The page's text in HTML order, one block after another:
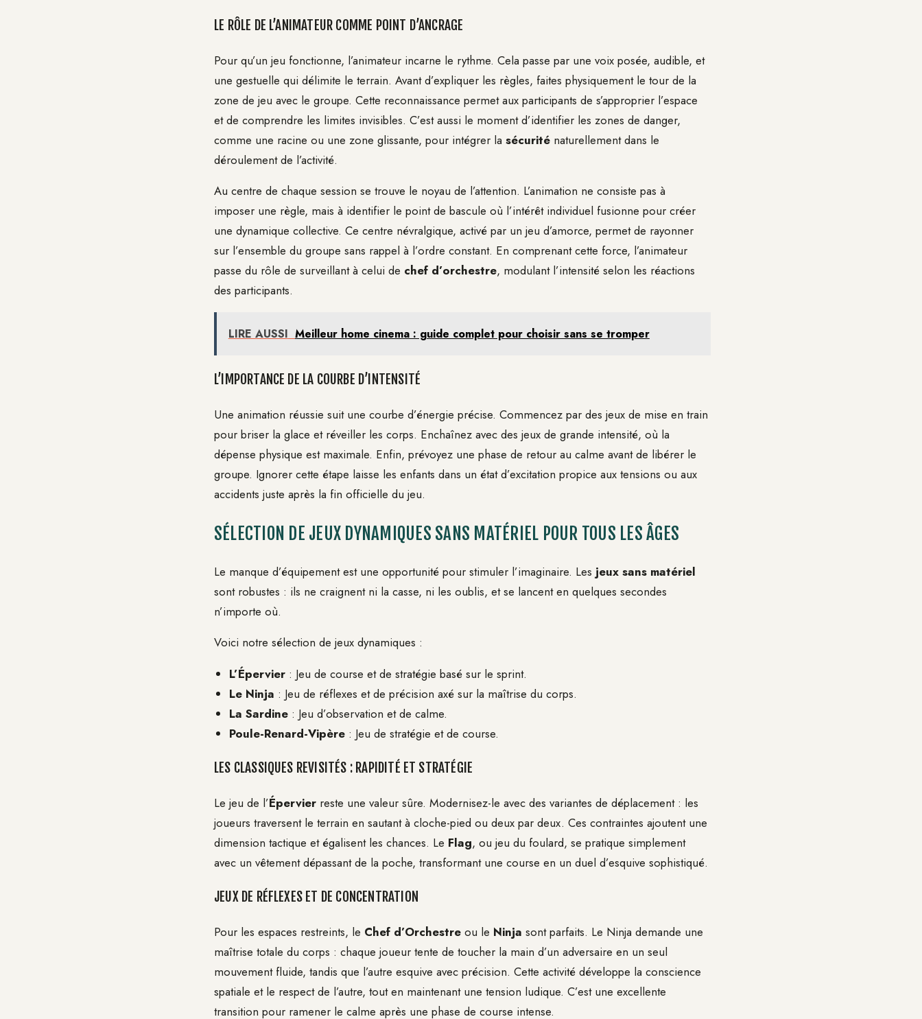
LE RÔLE DE L’ANIMATEUR COMME POINT D’ANCRAGE
Pour qu’un jeu fonctionne, l’animateur incarne le rythme. Cela passe par une voix posée, audible, et
une gestuelle qui délimite le terrain. Avant d’expliquer les règles, faites physiquement le tour de la
zone de jeu avec le groupe. Cette reconnaissance permet aux participants de s’approprier l’espace
et de comprendre les limites invisibles. C’est aussi le moment d’identifier les zones de danger,
comme une racine ou une zone glissante, pour intégrer la sécurité naturellement dans le
déroulement de l’activité.
Au centre de chaque session se trouve le noyau de l’attention. L’animation ne consiste pas à
imposer une règle, mais à identifier le point de bascule où l’intérêt individuel fusionne pour créer
une dynamique collective. Ce centre névralgique, activé par un jeu d’amorce, permet de rayonner
sur l’ensemble du groupe sans rappel à l’ordre constant. En comprenant cette force, l’animateur
passe du rôle de surveillant à celui de chef d’orchestre, modulant l’intensité selon les réactions
des participants.
LIRE AUSSI Meilleur home cinema : guide complet pour choisir sans se tromper
L’IMPORTANCE DE LA COURBE D’INTENSITÉ
Une animation réussie suit une courbe d’énergie précise. Commencez par des jeux de mise en train
pour briser la glace et réveiller les corps. Enchaînez avec des jeux de grande intensité, où la
dépense physique est maximale. Enfin, prévoyez une phase de retour au calme avant de libérer le
groupe. Ignorer cette étape laisse les enfants dans un état d’excitation propice aux tensions ou aux
accidents juste après la fin officielle du jeu.
SÉLECTION DE JEUX DYNAMIQUES SANS MATÉRIEL POUR TOUS LES ÂGES
Le manque d’équipement est une opportunité pour stimuler l’imaginaire. Les jeux sans matériel
sont robustes : ils ne craignent ni la casse, ni les oublis, et se lancent en quelques secondes
n’importe où.
Voici notre sélection de jeux dynamiques :
L’Épervier: Jeu de course et de stratégie basé sur le sprint.
Le Ninja : Jeu de réflexes et de précision axé sur la maîtrise du corps.
La Sardine: Jeu d’observation et de calme.
Poule-Renard-Vipère: Jeu de stratégie et de course.
LES CLASSIQUES REVISITÉS : RAPIDITÉ ET STRATÉGIE
Le jeu de l’Épervier reste une valeur sûre. Modernisez-le avec des variantes de déplacement : les
joueurs traversent le terrain en sautant à cloche-pied ou deux par deux. Ces contraintes ajoutent une
dimension tactique et égalisent les chances. Le Flag, ou jeu du foulard, se pratique simplement
avec un vêtement dépassant de la poche, transformant une course en un duel d’esquive sophistiqué.
JEUX DE RÉFLEXES ET DE CONCENTRATION
Pour les espaces restreints, le Chef d’Orchestre ou le Ninja sont parfaits. Le Ninja demande une
maîtrise totale du corps : chaque joueur tente de toucher la main d’un adversaire en un seul
mouvement fluide, tandis que l’autre esquive avec précision. Cette activité développe la conscience
spatiale et le respect de l’autre, tout en maintenant une tension ludique. C’est une excellente
transition pour ramener le calme après une phase de course intense.